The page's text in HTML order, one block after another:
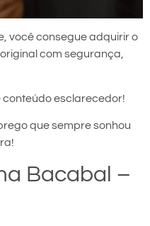
você consegue adquirir o
com segurança,
conteúdo esclarecedor!
que sempre sonhou
Bacabal –